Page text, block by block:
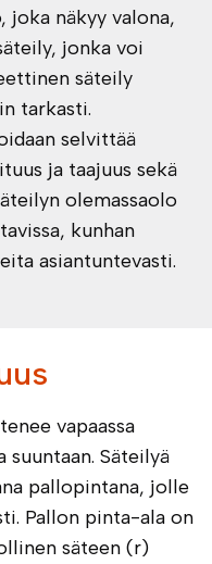
joka näkyy valona,
jonka voi
säteily
tarkasti.
selvittää
ja taajuus sekä
olemassaolo
kunhan
asiantuntevasti.
vapaassa
suuntaan. Säteilyä
pallopintana, jolle
Pallon pinta-ala on
säteen (r)